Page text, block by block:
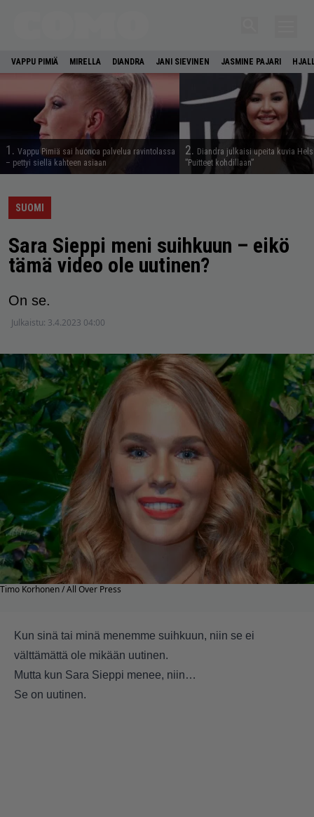
VAPPU PIMIÄ MIRELLA DIANDRA JANI SIEVINEN JASMINE PAJARI
1. Vappu Pimiä sai huonoa palvelua ravintolassa
– pettyi siellä kahteen asiaan
2. Diandra julkaisi upeita kuvia
”Puitteet kohdillaan”
SUOMI
Sara Sieppi meni suihkuun – eikö
tämä video ole uutinen?
On se.
Julkaistu: 3.4.2023 04:00
Timo Korhonen / All Over Press
Kun sinä tai minä menemme suihkuun, niin se ei
välttämättä ole mikään uutinen.
Mutta kun Sara Sieppi menee, niin…
Se on uutinen.